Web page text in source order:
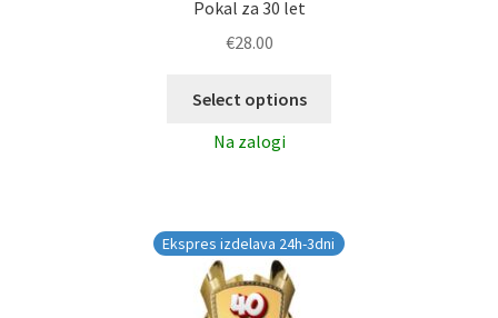
Pokal za 30 let
€28.00
Select options
Na zalogi
Ekspres izdelava 24h-3dni